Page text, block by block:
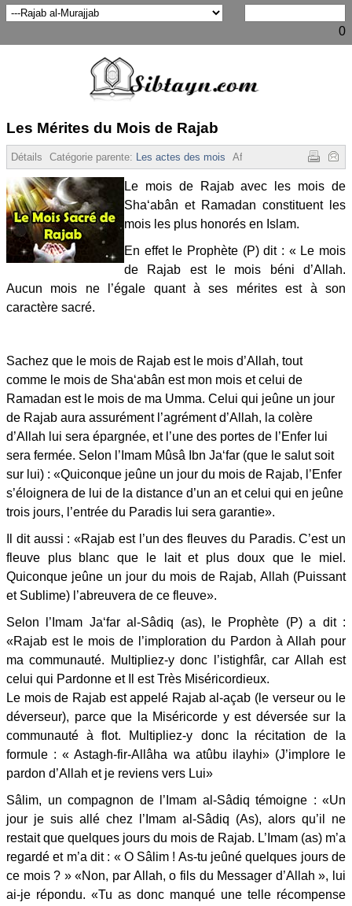
0
Les Mérites du Mois de Rajab
Détails Catégorie parente: Les actes des mois Affichages : 32039
Le mois de Rajab avec les mois de
Sha‘abân et Ramadan constituent les
mois les plus honorés en Islam.
En effet le Prophète (P) dit : « Le mois
de Rajab est le mois béni d’Allah.
Aucun mois ne l’égale quant à ses mérites est à son
caractère sacré.
Sachez que le mois de Rajab est le mois d’Allah, tout
comme le mois de Sha‘abân est mon mois et celui de
Ramadan est le mois de ma Umma. Celui qui jeûne un jour
de Rajab aura assurément l’agrément d’Allah, la colère
d’Allah lui sera épargnée, et l’une des portes de l’Enfer lui
sera fermée. Selon l’Imam Mûsâ Ibn Ja‘far (que le salut soit
sur lui) : «Quiconque jeûne un jour du mois de Rajab, l’Enfer
s’éloignera de lui de la distance d’un an et celui qui en jeûne
trois jours, l’entrée du Paradis lui sera garantie».
Il dit aussi : «Rajab est l’un des fleuves du Paradis. C’est un
fleuve plus blanc que le lait et plus doux que le miel.
Quiconque jeûne un jour du mois de Rajab, Allah (Puissant
et Sublime) l’abreuvera de ce fleuve».
Selon l’Imam Ja‘far al-Sâdiq (as), le Prophète (P) a dit :
«Rajab est le mois de l’imploration du Pardon à Allah pour
ma communauté. Multipliez-y donc l’istighfâr, car Allah est
celui qui Pardonne et Il est Très Miséricordieux.
Le mois de Rajab est appelé Rajab al-açab (le verseur ou le
déverseur), parce que la Miséricorde y est déversée sur la
communauté à flot. Multipliez-y donc la récitation de la
formule : « Astagh-fir-Allâha wa atûbu ilayhi» (J’implore le
pardon d’Allah et je reviens vers Lui»
Sâlim, un compagnon de l’Imam al-Sâdiq témoigne : «Un
jour je suis allé chez l’Imam al-Sâdiq (As), alors qu’il ne
restait que quelques jours du mois de Rajab. L’Imam (as) m’a
regardé et m’a dit : « O Sâlim ! As-tu jeûné quelques jours de
ce mois ? » «Non, par Allah, o fils du Messager d’Allah », lui
ai-je répondu. «Tu as donc manqué une telle récompense